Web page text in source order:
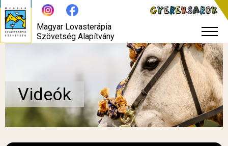
Magyar Lovasterápia
Szövetség Alapítvány
Videók